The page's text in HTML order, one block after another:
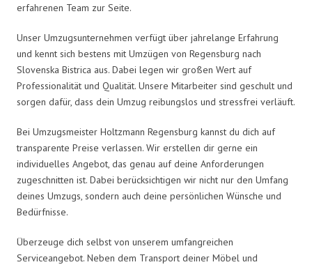
erfahrenen Team zur Seite.
Unser Umzugsunternehmen verfügt über jahrelange Erfahrung
und kennt sich bestens mit Umzügen von Regensburg nach
Slovenska Bistrica aus. Dabei legen wir großen Wert auf
Professionalität und Qualität. Unsere Mitarbeiter sind geschult und
sorgen dafür, dass dein Umzug reibungslos und stressfrei verläuft.
Bei Umzugsmeister Holtzmann Regensburg kannst du dich auf
transparente Preise verlassen. Wir erstellen dir gerne ein
individuelles Angebot, das genau auf deine Anforderungen
zugeschnitten ist. Dabei berücksichtigen wir nicht nur den Umfang
deines Umzugs, sondern auch deine persönlichen Wünsche und
Bedürfnisse.
Überzeuge dich selbst von unserem umfangreichen
Serviceangebot. Neben dem Transport deiner Möbel und